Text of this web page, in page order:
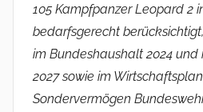
105 Kampfpanzer Leopard 2
bedarfsgerecht
im Bundeshaushalt 2024 und
2027 sowie im
Sondervermögen